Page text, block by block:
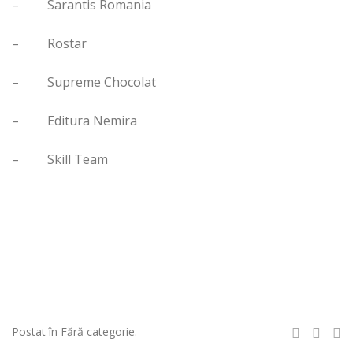
– Sarantis Romania
– Rostar
– Supreme Chocolat
– Editura Nemira
– Skill Team
Postat în Fără categorie.